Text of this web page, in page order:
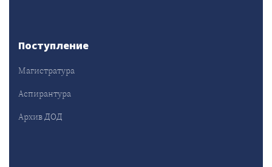
Поступление
Магистратура
Аспирантура
Архив ДОД